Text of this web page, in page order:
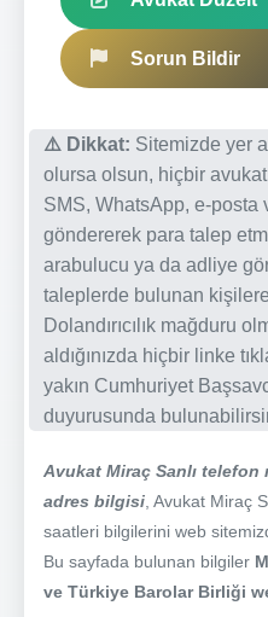
Sorun Bildir
⚠️ Dikkat: Sitemizde yer
olursa olsun, hiçbir
SMS, WhatsApp, e-posta
göndererek para talep
arabulucu ya da adliye
taleplerde bulunan
Dolandırıcılık mağduru
aldığınızda hiçbir linke
yakın Cumhuriyet
duyurusunda
Avukat Miraç Sanlı telefon
adres bilgisi , Avukat Miraç
saatleri bilgilerini web
Bu sayfada bulunan bilgiler
ve Türkiye Barolar Birliği